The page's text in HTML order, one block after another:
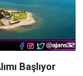
Başlıyor